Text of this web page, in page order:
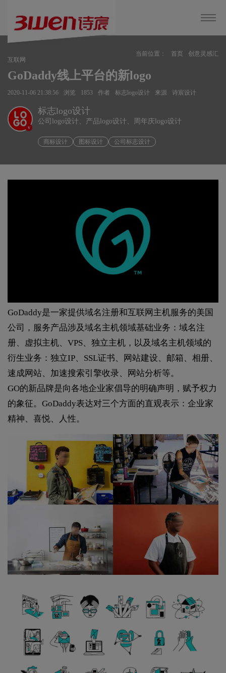
当前位置： 首页
创意灵感汇
互联网
GoDaddy线上平台的新logo
2020-11-06 21:38:56 浏览 1853 作者 标志logo设计 来源 诗宸设计
v
标志logo设计
公司logo设计、产品logo设计、周年庆logo设计
商标设计 图标设计 公司标志设计
GoDaddy是一家提供域名注册和互联网主机服务的美国
公司，服务产品涉及域名主机领域基础业务：域名注
册、虚拟主机、VPS、独立主机，以及域名主机领域的
衍生业务：独立IP、SSL证书、网站建设、邮箱、相册、
速成网站、加速搜索引擎收录、网站分析等。
GO的新品牌是向各地企业家倡导的明确声明，赋予权力
的象征。GoDaddy表达对三个方面的直观表示：企业家
精神、喜悦、人性。